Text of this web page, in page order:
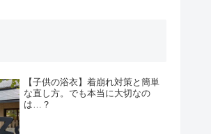
【子供の浴衣】着崩れ対策と簡単
な直し方。でも本当に大切なの
は…？